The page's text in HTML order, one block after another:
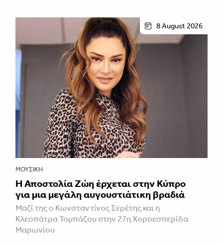
8 August 2026
ΜΟΥΣΙΚΉ
Η Αποστολία Ζώη έρχεται στην Κύπρο
για μια μεγάλη αυγουστιάτικη βραδιά
Μαζί της ο Κωνσταντίνος Σερέτης και η
Κλεοπάτρα Τομπάζου στην 27η Χοροεσπερίδα
Μαρωνίου